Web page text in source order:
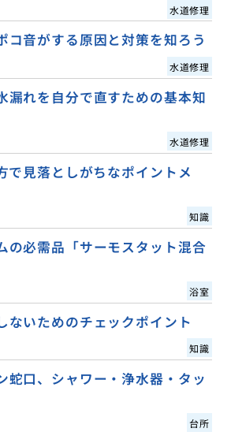
水道修理
コ音がする原因と対策を知ろう
水道修理
漏れを自分で直すための基本知
水道修理
で見落としがちなポイントメ
知識
の必需品「サーモスタット混合
浴室
ないためのチェックポイント
知識
蛇口、シャワー・浄水器・タッ
台所